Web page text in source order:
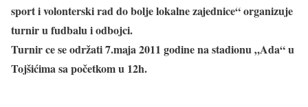
sport i volonterski rad do bolje lokalne zajednice“ organizuje
turnir u fudbalu i odbojci.
Turnir ce se održati 7.maja 2011 godine na stadionu „Ada“ u
Tojšićima sa početkom u 12h.